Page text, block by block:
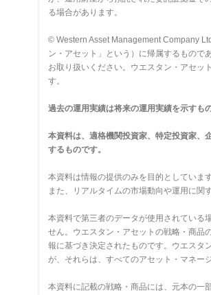
る場合があります。
© Western Asset Management Company
ン・アセット」という）に帰属するもので
お取り扱いください。ウエスタン・アセッ
す。
過去の運用実績は将来の運用実績を示すも
本資料は、適格機関投資家、特定投資家、
するものです。
本資料は情報の提供のみを目的としていま
また、リアルタイムの市場動向や運用に関
本資料で第三者のデータが使用されている
せん。ウエスタン・アセットの戦略・商品
報に基づき決定されたものです。ウエスタ
が、それらは、すべてのアセット・マネー
本資料に記載の戦略・商品には、元本の一